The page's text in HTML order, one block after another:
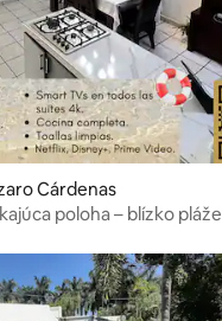
Cárdenas
poloha – blízko pláže